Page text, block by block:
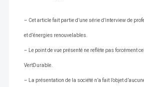
– Cet article fait partie d’une série d’interview de
et d’énergies renouvelables.
– Le point de vue présenté ne reflète pas forcément
VertDurable.
– La présentation de la société n’a fait l’objet